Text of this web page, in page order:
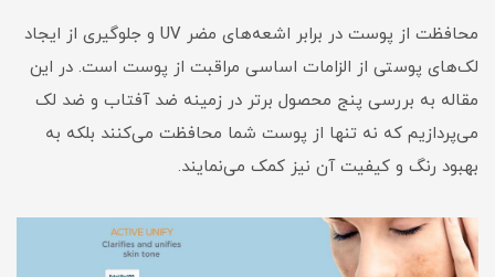
محافظت از پوست در برابر اشعه‌های مضر UV و جلوگیری از ایجاد
لک‌های پوستی از الزامات اساسی مراقبت از پوست است. در این
مقاله به بررسی پنج محصول برتر در زمینه ضد آفتاب و ضد لک
می‌پردازیم که نه تنها از پوست شما محافظت می‌کنند بلکه به
بهبود رنگ و کیفیت آن نیز کمک می‌نمایند.